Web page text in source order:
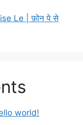
Le | फ़ोन पे से
world!